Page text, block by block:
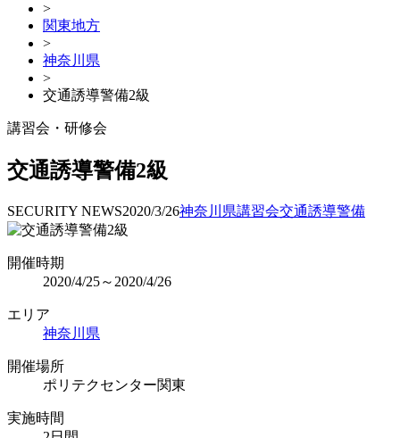
>
関東地方
>
神奈川県
>
交通誘導警備2級
講習会・研修会
交通誘導警備2級
SECURITY NEWS2020/3/26神奈川県講習会交通誘導警備
開催時期
2020/4/25～2020/4/26
エリア
神奈川県
開催場所
ポリテクセンター関東
実施時間